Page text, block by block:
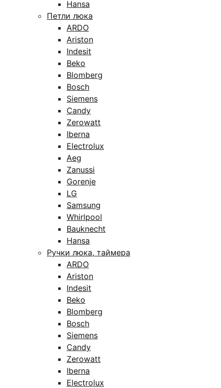
Hansa
Петли люка
ARDO
Ariston
Indesit
Beko
Blomberg
Bosch
Siemens
Candy
Zerowatt
Iberna
Electrolux
Aeg
Zanussi
Gorenje
LG
Samsung
Whirlpool
Bauknecht
Hansa
Ручки люка, таймера
ARDO
Ariston
Indesit
Beko
Blomberg
Bosch
Siemens
Candy
Zerowatt
Iberna
Electrolux